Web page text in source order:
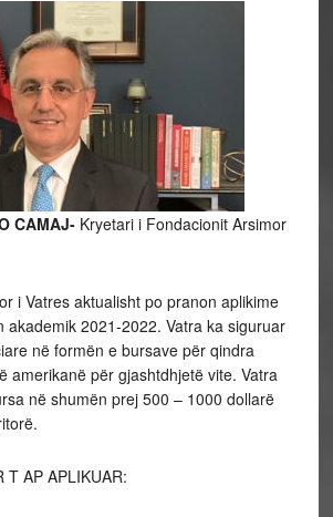
CAMAJ-Kryetari i Fondacionit Arsimor
i Vatres aktualisht po pranon aplikime
akademik 2021-2022. Vatra ka siguruar
në formën e bursave për qindra
amerikanë për gjashtdhjetë vite. Vatra
në shumën prej 500 – 1000 dollarë
T AP APLIKUAR: